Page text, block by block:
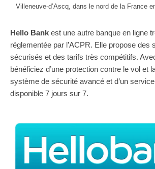
Villeneuve-d’Ascq, dans le nord de la France
Hello Bank est une autre banque en ligne
réglementée par l’ACPR. Elle propose des
sécurisés et des tarifs très compétitifs.
bénéficiez d’une protection contre le vol et
système de sécurité avancé et d’un
disponible 7 jours sur 7.